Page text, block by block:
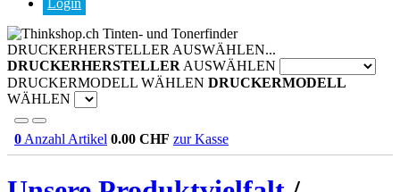
Login
Tinten- und Tonerfinder
DRUCKERHERSTELLER AUSWÄHLEN...
DRUCKERHERSTELLER AUSWÄHLEN
DRUCKERMODELL WÄHLEN DRUCKERMODELL
WÄHLEN
0 Anzahl Artikel 0.00 CHF zur Kasse